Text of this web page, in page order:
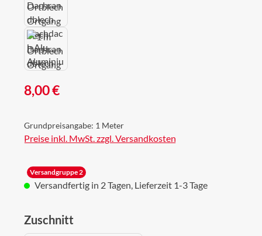
Regulärer Preis:
8,00 €
Grundpreisangabe: 1 Meter
Preise inkl. MwSt. zzgl. Versandkosten
Versandgruppe 2
Versandfertig in 2 Tagen, Lieferzeit 1-3 Tage
Zuschnitt